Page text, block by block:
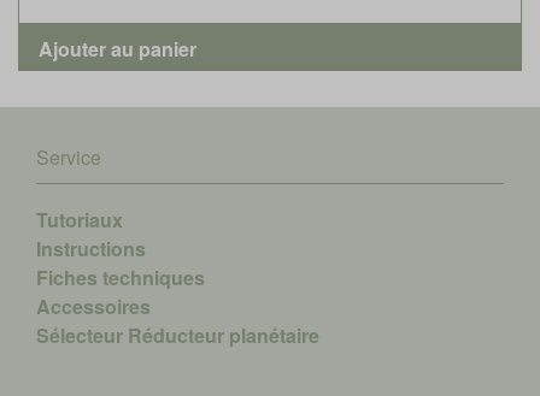
Service
Tutoriaux
Instructions
Fiches techniques
Accessoires
Sélecteur Réducteur planétaire